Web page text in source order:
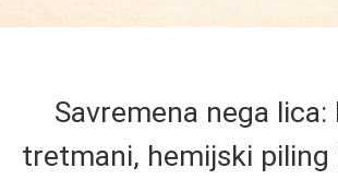
Savremena nega lica:
tretmani, hemijski piling